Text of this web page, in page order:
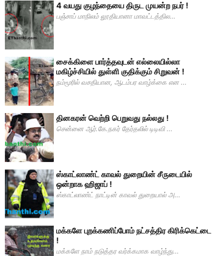
4 வயது குழந்தையை திருட முயன்ற நபர் !
பஞ்சாப் மாநிலம் லூதியானா மாவட்டத்தில...
சைக்கிளை பார்த்தவுடன் எல்லையில்லா
மகிழ்ச்சியில் துள்ளி குதிக்கும் சிறுவன் !
நம்மூரில் வசதியான, ஆடம்பர வாழ்க்கை என ...
தினகரன் வெற்றி பெறுவது நல்லது !
சென்னை ஆர்.கே.நகர் தேர்தலில் டிடிவி ...
ஸ்காட்லாண்ட் காவல் துறையின் சீருடையில்
ஒன்றாக ஹிஜாப் !
ஸ்காட்லாண்ட் நாட்டின் காவல் துறையால் அ...
மக்களே புறக்கணிப்போம் நட்சத்திர கிரிக்கெட்டை
!
மக்களே நாம் நடுத்தர வர்க்கமாக வாழ்ந்து...